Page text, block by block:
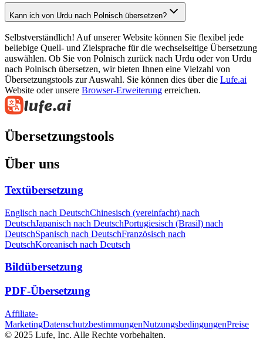
Kann ich von Urdu nach Polnisch übersetzen?
Selbstverständlich! Auf unserer Website können Sie flexibel jede
beliebige Quell- und Zielsprache für die wechselseitige Übersetzung
auswählen. Ob Sie von Polnisch zurück nach Urdu oder von Urdu
nach Polnisch übersetzen, wir bieten Ihnen eine Vielzahl von
Übersetzungstools zur Auswahl. Sie können dies über die Lufe.ai
Website oder unsere Browser-Erweiterung erreichen.
Übersetzungstools
Über uns
Textübersetzung
Englisch nach DeutschChinesisch (vereinfacht) nach
DeutschJapanisch nach DeutschPortugiesisch (Brasil) nach
DeutschSpanisch nach DeutschFranzösisch nach
DeutschKoreanisch nach Deutsch
Bildübersetzung
PDF-Übersetzung
Affiliate-
MarketingDatenschutzbestimmungenNutzungsbedingungenPreise
© 2025 Lufe, Inc. Alle Rechte vorbehalten.